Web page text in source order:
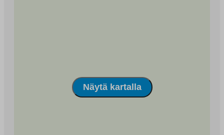
Näytä kartalla